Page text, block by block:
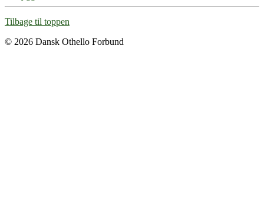
Tilbage til toppen
© 2026 Dansk Othello Forbund